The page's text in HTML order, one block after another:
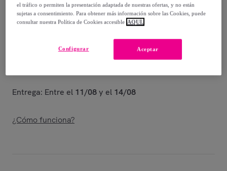
Entrega: Entre el 11/08y el 14/08
¿Cómo funciona?
el tráfico o permiten la presentación adaptada de nuestras ofertas, y no están
sujetas a consentimiento. Para obtener más información sobre las Cookies, puede
consultar nuestra Política de Cookies accesible AQUÍ.
Aceptar
Configurar